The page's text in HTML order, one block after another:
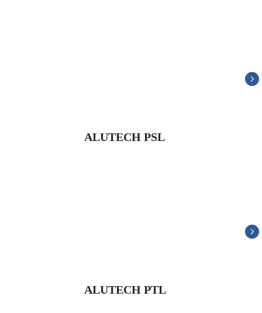
ALUTECH PSL
ALUTECH PTL